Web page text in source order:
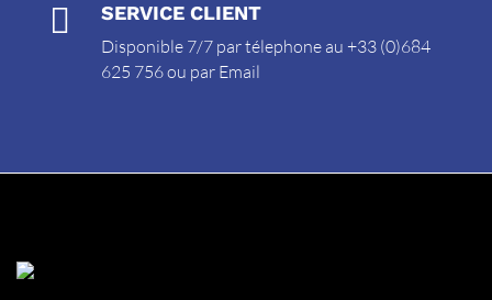
 SERVICE CLIENT
Disponible 7/7 par télephone au +33 (0)684
625 756 ou par Email